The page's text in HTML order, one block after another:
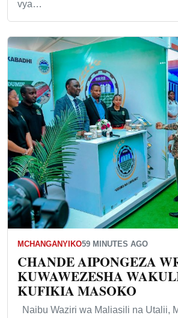
vya…
MCHANGANYIKO59 MINUTES AGO
CHANDE AIPONGEZA
KUWAWEZESHA
KUFIKIA MASOKO
Naibu Waziri wa Maliasili na Utalii,